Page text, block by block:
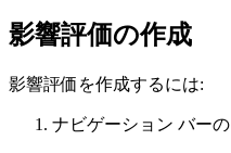
影響評価の作成
影響評価を作成するには:
ナビゲーション バーの